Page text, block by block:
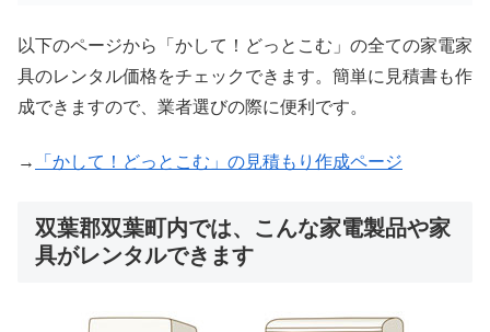
以下のページから「かして！どっとこむ」の全ての家電家
具のレンタル価格をチェックできます。簡単に見積書も作
成できますので、業者選びの際に便利です。
→ 「かして！どっとこむ」の見積もり作成ページ
双葉郡双葉町内では、こんな家電製品や家
具がレンタルできます